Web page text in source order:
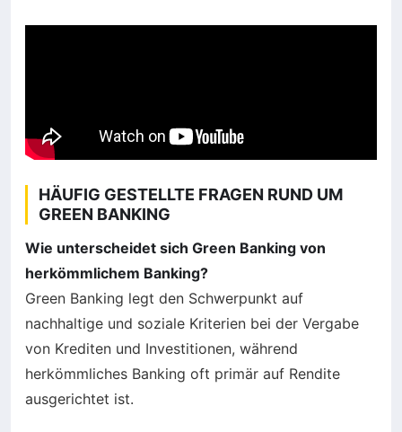
HÄUFIG GESTELLTE FRAGEN RUND UM
GREEN BANKING
Wie unterscheidet sich Green Banking von
herkömmlichem Banking?
Green Banking legt den Schwerpunkt auf
nachhaltige und soziale Kriterien bei der Vergabe
von Krediten und Investitionen, während
herkömmliches Banking oft primär auf Rendite
ausgerichtet ist.